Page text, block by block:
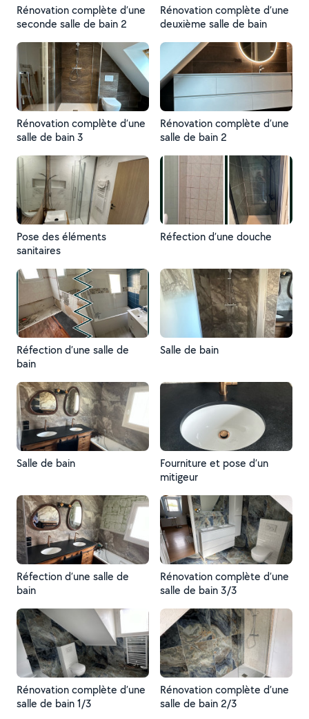
Rénovation complète d’une
seconde salle de bain 2
Rénovation complète d’une
deuxième salle de bain
Rénovation complète d’une
salle de bain 3
Rénovation complète d’une
salle de bain 2
Pose des éléments
sanitaires
Réfection d’une douche
Réfection d’une salle de
bain
Salle de bain
Salle de bain
Fourniture et pose d’un
mitigeur
Réfection d’une salle de
bain
Rénovation complète d’une
salle de bain 3/3
Rénovation complète d’une
salle de bain 1/3
Rénovation complète d’une
salle de bain 2/3